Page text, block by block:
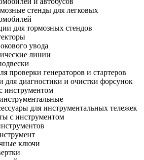
стенды для легковых
для тормозных стендов
увода
линии
проверки генераторов и стартеров
для диагностики и очистки форсунок
инструментом
для инструментальных тележек
с инструментом
ключи